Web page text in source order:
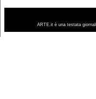
ARTE.it è una testata